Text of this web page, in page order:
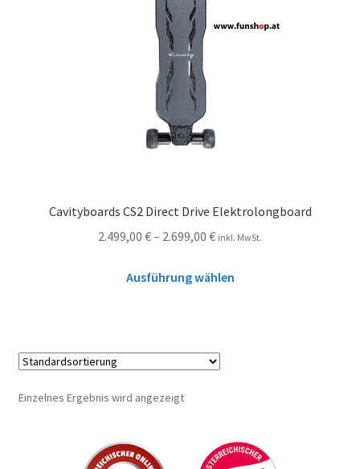
Cavityboards CS2 Direct Drive Elektrolongboard
2.499,00 €– 2.699,00 € inkl. MwSt.
Ausführung wählen
Einzelnes Ergebnis wird angezeigt